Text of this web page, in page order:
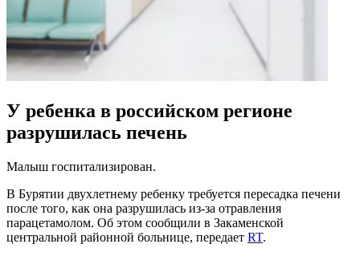
У ребенка в российском регионе
разрушилась печень
Малыш госпитализирован.
В Бурятии двухлетнему ребенку требуется пересадка печени
после того, как она разрушилась из-за отравления
парацетамолом. Об этом сообщили в Закаменской
центральной районной больнице, передает RT.